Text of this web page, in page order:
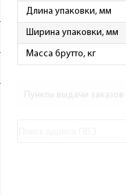
Длина упаковки, мм
Ширина упаковки, мм
Масса брутто, кг
Пункты выдачи